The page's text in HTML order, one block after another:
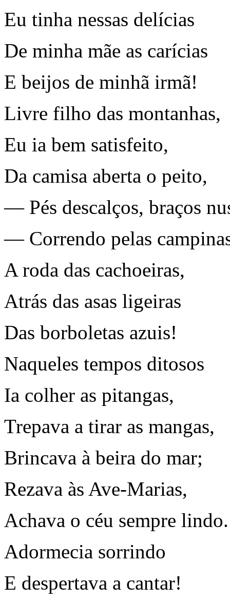
Eu tinha nessas delícias
De minha mãe as carícias
E beijos de minhã irmã!
Livre filho das montanhas,
Eu ia bem satisfeito,
Da camisa aberta o peito,
— Pés descalços, braços
— Correndo pelas
A roda das cachoeiras,
Atrás das asas ligeiras
Das borboletas azuis!
Naqueles tempos ditosos
Ia colher as pitangas,
Trepava a tirar as mangas,
Brincava à beira do mar;
Rezava às Ave-Marias,
Achava o céu sempre lindo.
Adormecia sorrindo
E despertava a cantar!